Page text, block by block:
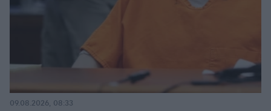
09.08.2026, 08:33